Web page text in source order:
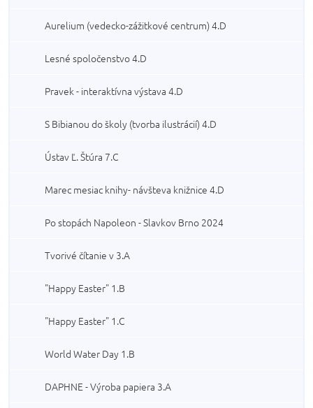
Aurelium (vedecko-zážitkové centrum) 4.D
Lesné spoločenstvo 4.D
Pravek - interaktívna výstava 4.D
S Bibianou do školy (tvorba ilustrácií) 4.D
Ústav Ľ. Štúra 7.C
Marec mesiac knihy- návšteva knižnice 4.D
Po stopách Napoleon - Slavkov Brno 2024
Tvorivé čítanie v 3.A
"Happy Easter" 1.B
"Happy Easter" 1.C
World Water Day 1.B
DAPHNE - Výroba papiera 3.A